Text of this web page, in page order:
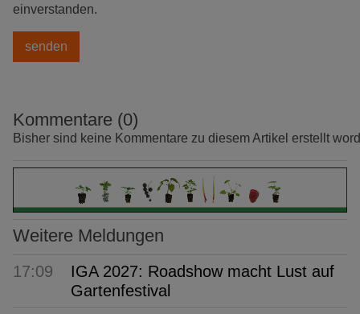
einverstanden.
Kommentare (0)
Bisher sind keine Kommentare zu diesem Artikel erstellt
Weitere Meldungen
17:09
IGA 2027: Roadshow macht Lust auf
Gartenfestival